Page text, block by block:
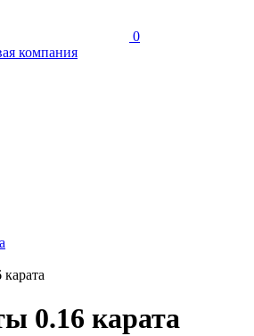
0
компания
0.16 карата